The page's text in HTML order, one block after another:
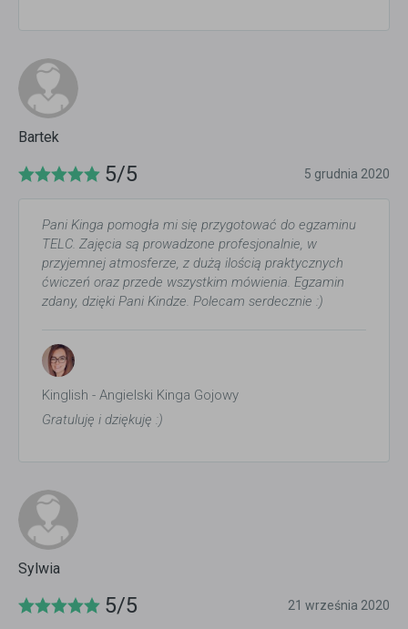
Bartek
5/5 5 grudnia 2020
Pani Kinga pomogła mi się przygotować do egzaminu
TELC. Zajęcia są prowadzone profesjonalnie, w
przyjemnej atmosferze, z dużą ilością praktycznych
ćwiczeń oraz przede wszystkim mówienia. Egzamin
zdany, dzięki Pani Kindze. Polecam serdecznie :)
Kinglish - Angielski Kinga Gojowy
Gratuluję i dziękuję :)
Sylwia
5/5 21 września 2020